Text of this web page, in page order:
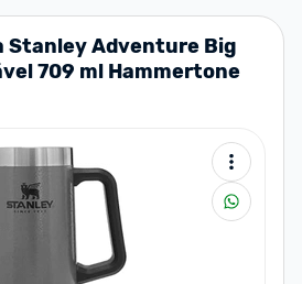
Stanley Adventure Big
709 ml Hammertone